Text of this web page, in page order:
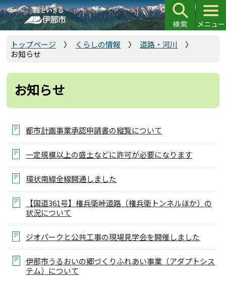
こ
の
ペ
で
トップページ くらしの情報
道路・河川
お知らせ
お知らせ
都市計画事業承認申請書の縦覧について
一定規模以上の盛土などに許可が必要になります
環状南線全線開通しました
【国道361号】権兵衛峠道路（権兵衛トンネルほか）の
状況について
ジオパークと公共工事の現場見学会を開催しました
伊那市うるおいの郷づくりふれあい事業（アダプトシス
テム）について